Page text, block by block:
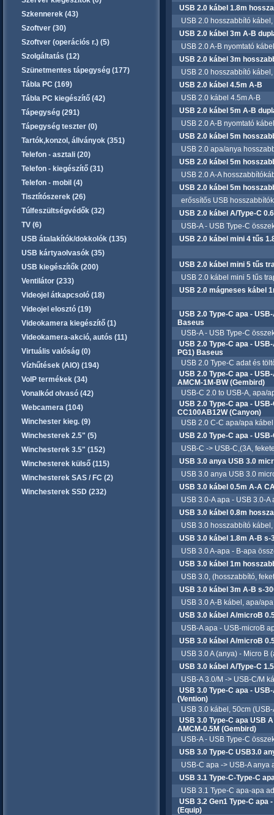
Szkennerek (43)
Szoftver (30)
Szoftver (operációs r.) (5)
Szolgáltatás (12)
Szünetmentes tápegység (177)
Tábla PC (169)
Tábla PC kiegészítő (42)
Tápegység (291)
Tápegység teszter (0)
Tartók,konzol, állványok (351)
Telefon - asztali (20)
Telefon - kiegészítő (31)
Telefon - mobil (4)
Tisztítószerek (26)
Túlfeszültségvédők (32)
TV (6)
USB átalakítók/dokkolók (135)
USB kártyaolvasók (35)
USB kiegészítők (200)
Ventilátor (233)
Videojel átkapcsoló (18)
Videojel elosztó (19)
Videokamera kiegészítő (1)
Videokamera-akció, autós (11)
Virtuális valóság (0)
Vízhűtések (AIO) (194)
VoIP termékek (34)
Vonalkód olvasó (42)
Webcamera (104)
Winchester kieg. (9)
Winchesterek 2.5" (5)
Winchesterek 3.5" (152)
Winchesterek külső (115)
Winchesterek SAS / FC (2)
Winchesterek SSD (232)
USB 2.0 kábel 1.8m
USB 2.0 hosszabbító kábel,
USB 2.0 kábel 3m A-B
USB 2.0 A-B nyomtató
USB 2.0 kábel 3m
USB 2.0 hosszabbító kábel,
USB 2.0 kábel 4.5m A-B
USB 2.0 kábel 4.5m A-B
USB 2.0 kábel 5m A-B
USB 2.0 A-B nyomtató
USB 2.0 kábel 5m
USB 2.0 apa/anya
USB 2.0 kábel 5m
USB 2.0 A-A
USB 2.0 kábel 5m
erőssítős USB
USB 2.0 kábel A/Type-C
USB-A - USB Type-C
USB 2.0 kábel mini 4 tűs
USB 2.0 kábel mini 5 tűs
USB 2.0 kábel mini 5 tűs
USB 2.0 mágneses kábel
USB 2.0 Type-C apa -
Baseus
USB-A - USB Type-C
USB 2.0 Type-C apa -
PG1) Baseus
USB 2.0 Type-C adat és
USB 2.0 Type-C apa -
AMCM-1M-BW (Gembird)
USB-C 2.0 to USB-A, apa/
USB 2.0 Type-C apa -
CC100AB12W (Canyon)
USB 2.0 C-C apa/apa
USB 2.0 Type-C apa -
USB-C -> USB-C,(3A,
USB 3.0 anya USB 3.0
USB 3.0 anya USB 3.0
USB 3.0 kábel 0.5m A-A
USB 3.0-A apa - USB 3.0-A
USB 3.0 kábel 0.8m
USB 3.0 hosszabbító kábel,
USB 3.0 kábel 1.8m A-B s-
USB 3.0 A-apa - B-apa
USB 3.0 kábel 1m
USB 3.0, (hosszabbító,
USB 3.0 kábel 3m A-B s-
USB 3.0 A-B kábel, apa/
USB 3.0 kábel A/microB
USB-A apa - USB-microB
USB 3.0 kábel A/microB
USB 3.0 A (anya) - Micro B
USB 3.0 kábel A/Type-C
USB-A 3.0/M -> USB-C/M
USB 3.0 Type-C apa -
(Vention)
USB 3.0 kábel, 50cm (USB-
USB 3.0 Type-C apa USB
AMCM-0.5M (Gembird)
USB-A - USB Type-C
USB 3.0 Type-C USB3.0
USB-C apa -> USB-A anya
USB 3.1 Type-C-Type-C
USB 3.1 Type-C apa-apa
USB 3.2 Gen1 Type-C apa
(Equip)